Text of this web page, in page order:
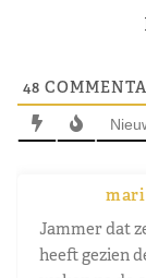
48
Jammer dat
heeft gezien